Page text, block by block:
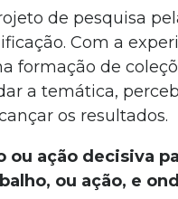
de pesquisa
Com a
formação de
a temática,
os resultados.
ou ação decisiva
ou ação, e